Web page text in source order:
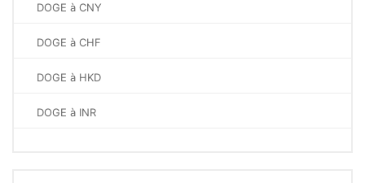
DOGE à CNY
DOGE à CHF
DOGE à HKD
DOGE à INR